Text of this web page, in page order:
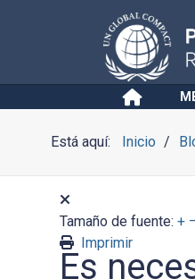
Está aquí: Inicio
Tamaño de fuente: +
Imprimir
Es